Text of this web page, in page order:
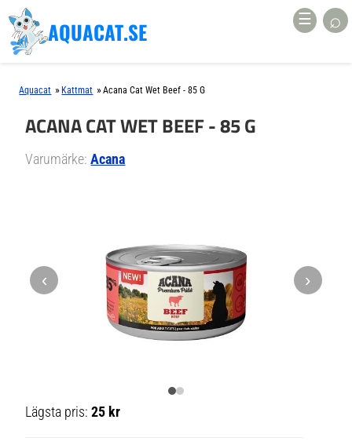
AQUACAT.SE ☰ ⌕
Aquacat » Kattmat »Acana Cat Wet Beef - 85 G
ACANA CAT WET BEEF - 85 G
Varumärke:Acana
‹ ›
Lägsta pris:25 kr